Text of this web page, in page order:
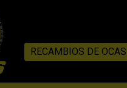
RECAMBIOS DE